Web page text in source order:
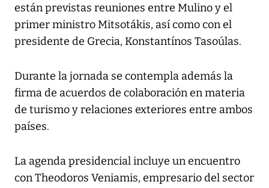
están previstas reuniones entre Mulino y el
primer ministro Mitsotákis, así como con el
presidente de Grecia, Konstantínos Tasoúlas.
Durante la jornada se contempla además la
firma de acuerdos de colaboración en materia
de turismo y relaciones exteriores entre ambos
países.
La agenda presidencial incluye un encuentro
con Theodoros Veniamis, empresario del sector